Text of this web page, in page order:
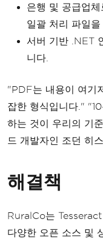
은행 및 공급업
일괄 처리 파일을
서버 기반 .NET
니다.
"PDF는 내용이 여기
잡한 형식입니다."
하는 것이 우리의 기
드 개발자인 조던 히
해결책
RuralCo는
다양한 오픈 소스 및